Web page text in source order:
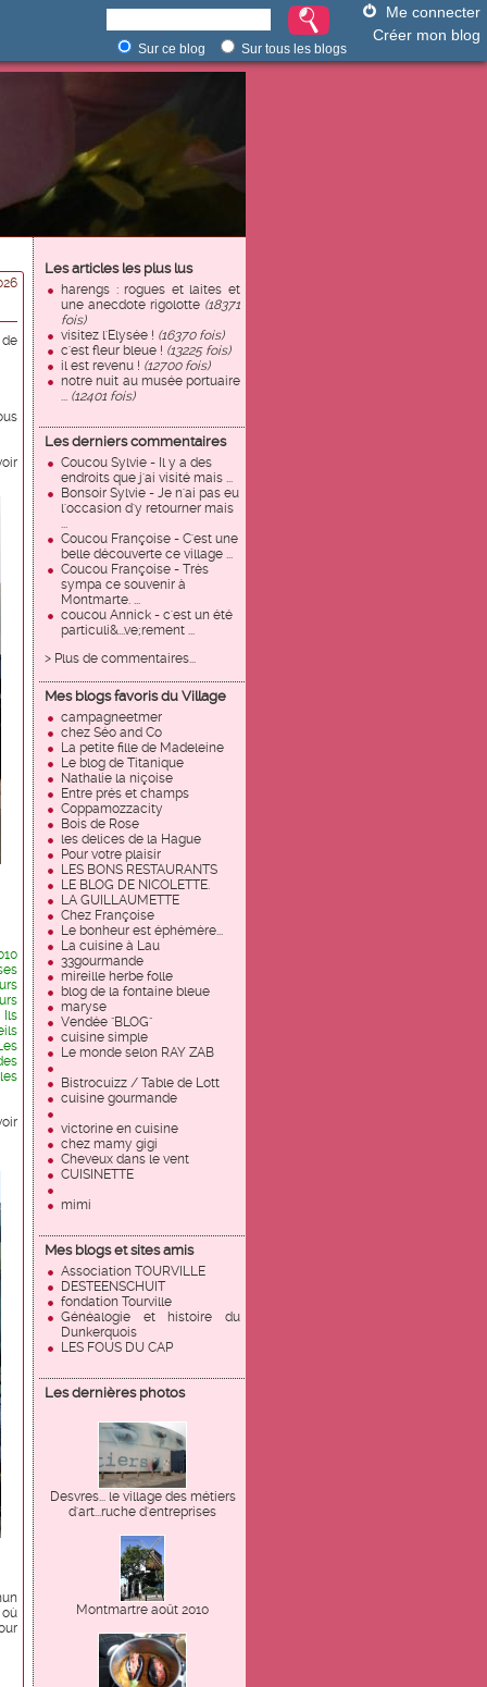
Me connecter
Créer mon blog
Sur ce blog Sur tous les blogs
Les articles les plus lus
harengs : rogues et laites et
une anecdote rigolotte (18371
fois)
visitez l'Elysée ! (16370 fois)
c'est fleur bleue ! (13225 fois)
il est revenu ! (12700 fois)
notre nuit au musée portuaire
... (12401 fois)
Les derniers commentaires
Coucou Sylvie - Il y a des
endroits que j'ai visité mais ...
Bonsoir Sylvie - Je n'ai pas eu
l'occasion d'y retourner mais
...
Coucou Françoise - C'est une
belle découverte ce village ...
Coucou Françoise - Très
sympa ce souvenir à
Montmarte. ...
coucou Annick - c'est un été
particuli&...ve;rement ...
> Plus de commentaires...
Mes blogs favoris du Village
campagneetmer
chez Séo and Co
La petite fille de Madeleine
Le blog de Titanique
Nathalie la niçoise
Entre prés et champs
Coppamozzacity
Bois de Rose
les delices de la Hague
Pour votre plaisir
LES BONS RESTAURANTS
LE BLOG DE NICOLETTE.
LA GUILLAUMETTE
Chez Françoise
Le bonheur est éphémère...
La cuisine à Lau
33gourmande
mireille herbe folle
blog de la fontaine bleue
maryse
Vendée "BLOG"
cuisine simple
Le monde selon RAY ZAB
Bistrocuizz / Table de Lott
cuisine gourmande
victorine en cuisine
chez mamy gigi
Cheveux dans le vent
CUISINETTE
mimi
Mes blogs et sites amis
Association TOURVILLE
DESTEENSCHUIT
fondation Tourville
Généalogie et histoire du
Dunkerquois
LES FOUS DU CAP
Les dernières photos
Desvres... le village des métiers
d'art...ruche d'entreprises
Montmartre août 2010
Ils